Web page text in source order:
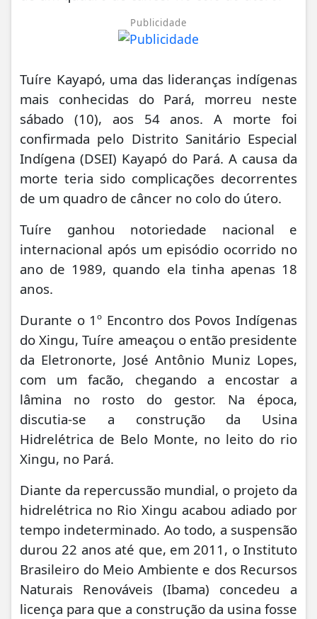
Publicidade
Tuíre Kayapó, uma das lideranças indígenas
mais conhecidas do Pará, morreu neste
sábado (10), aos 54 anos. A morte foi
confirmada pelo Distrito Sanitário Especial
Indígena (DSEI) Kayapó do Pará. A causa da
morte teria sido complicações decorrentes
de um quadro de câncer no colo do útero.
Tuíre ganhou notoriedade nacional e
internacional após um episódio ocorrido no
ano de 1989, quando ela tinha apenas 18
anos.
Durante o 1º Encontro dos Povos Indígenas
do Xingu, Tuíre ameaçou o então presidente
da Eletronorte, José Antônio Muniz Lopes,
com um facão, chegando a encostar a
lâmina no rosto do gestor. Na época,
discutia-se a construção da Usina
Hidrelétrica de Belo Monte, no leito do rio
Xingu, no Pará.
Diante da repercussão mundial, o projeto da
hidrelétrica no Rio Xingu acabou adiado por
tempo indeterminado. Ao todo, a suspensão
durou 22 anos até que, em 2011, o Instituto
Brasileiro do Meio Ambiente e dos Recursos
Naturais Renováveis (Ibama) concedeu a
licença para que a construção da usina fosse